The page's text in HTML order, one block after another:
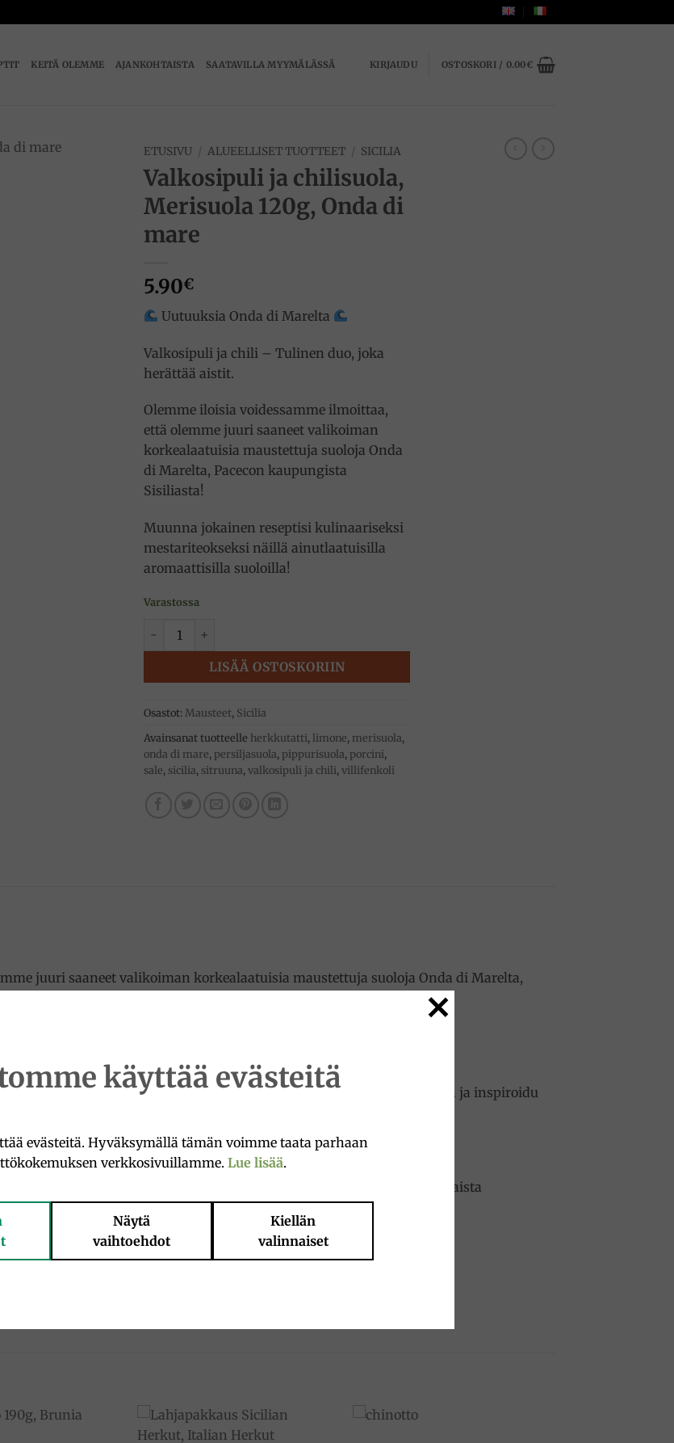
KEITÄ OLEMME AJANKOHTAISTA SAATAVILLA MYYMÄLÄSSÄ KIRJAUDU OSTOSKORI / 0.00€
ETUSIVU / ALUEELLISET TUOTTEET / SICILIA
Valkosipuli ja chilisuola,
Merisuola 120g, Onda di
mare
5.90€
Uutuuksia Onda di Marelta
Valkosipuli ja chili – Tulinen duo, joka
herättää aistit.
Olemme iloisia voidessamme ilmoittaa,
että olemme juuri saaneet valikoiman
korkealaatuisia maustettuja suoloja Onda
di Marelta, Pacecon kaupungista
Sisiliasta!
Muunna jokainen reseptisi kulinaariseksi
mestariteokseksi näillä ainutlaatuisilla
aromaattisilla suoloilla!
Varastossa
Valkosipuli ja chilisuola, Merisuola 120g, Onda di mare määrä
LISÄÄ OSTOSKORIIN
Osastot: Mausteet, Sicilia
Avainsanat tuotteelle herkkutatti, limone, merisuola,
onda di mare, persiljasuola, pippurisuola, porcini,
sale, sicilia, sitruuna, valkosipuli ja chili, villifenkoli
juuri saaneet valikoiman korkealaatuisia maustettuja suoloja Onda di Marelta,
ainutlaatuisen ja vastustamattoman kosketuksen resepteihisi:
aistit.
näillä ainutlaatuisilla aromaattisilla suoloilla! Tule käymään ja inspiroidu
kokeilla näitä upeita tuotteita!
#ItalialainenKeittiö #AinutlaatuinenMaku #italianherkut #aidostiitalialaista
käyttää evästeitä
evästeitä. Hyväksymällä tämän voimme taata parhaan
verkkosivuillamme. Lue lisää.
Näytä
vaihtoehdot
Kiellän
valinnaiset